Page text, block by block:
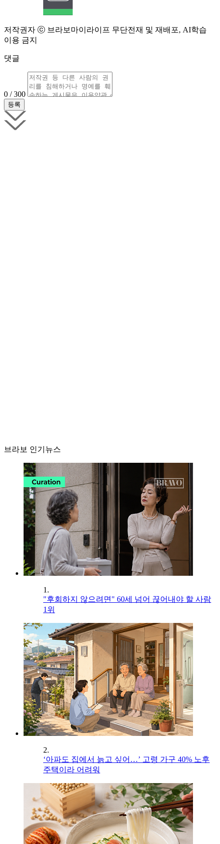
저작권자 ⓒ 브라보마이라이프 무단전재 및 재배포, AI학습
이용 금지
댓글
0 / 300
브라보 인기뉴스
1.
"후회하지 않으려면" 60세 넘어 끊어내야 할 사람
1위
2.
‘아파도 집에서 늙고 싶어…’ 고령 가구 40% 노후
주택이라 어려워